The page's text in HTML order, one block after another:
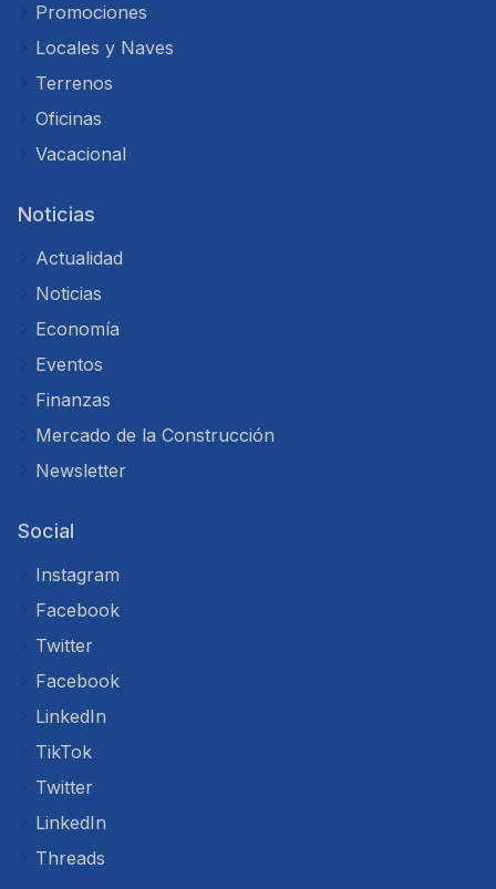
Promociones
Locales y Naves
Terrenos
Oficinas
Vacacional
Noticias
Actualidad
Noticias
Economía
Eventos
Finanzas
Mercado de la Construcción
Newsletter
Social
Instagram
Facebook
Twitter
Facebook
LinkedIn
TikTok
Twitter
LinkedIn
Threads